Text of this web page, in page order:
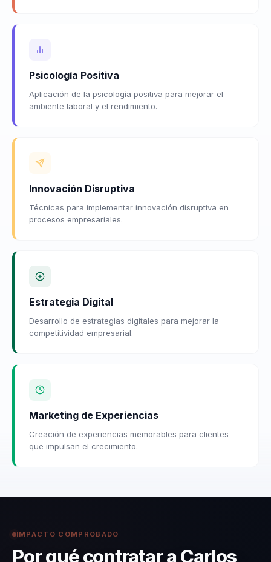
Psicología Positiva
Aplicación de la psicología positiva para mejorar el
ambiente laboral y el rendimiento.
Innovación Disruptiva
Técnicas para implementar innovación disruptiva en
procesos empresariales.
Estrategia Digital
Desarrollo de estrategias digitales para mejorar la
competitividad empresarial.
Marketing de Experiencias
Creación de experiencias memorables para clientes
que impulsan el crecimiento.
IMPACTO COMPROBADO
Por qué contratar a Carlos